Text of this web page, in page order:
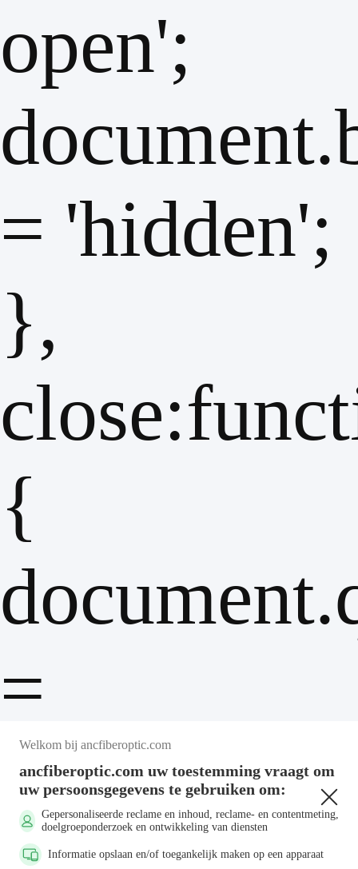
Welkom bij ancfiberoptic.com
ancfiberoptic.com uw toestemming vraagt om
uw persoonsgegevens te gebruiken om:
Gepersonaliseerde reclame en inhoud, reclame- en contentmeting,
doelgroeponderzoek en ontwikkeling van diensten
Informatie opslaan en/of toegankelijk maken op een apparaat
open';
= 'hidden';
},
{
=